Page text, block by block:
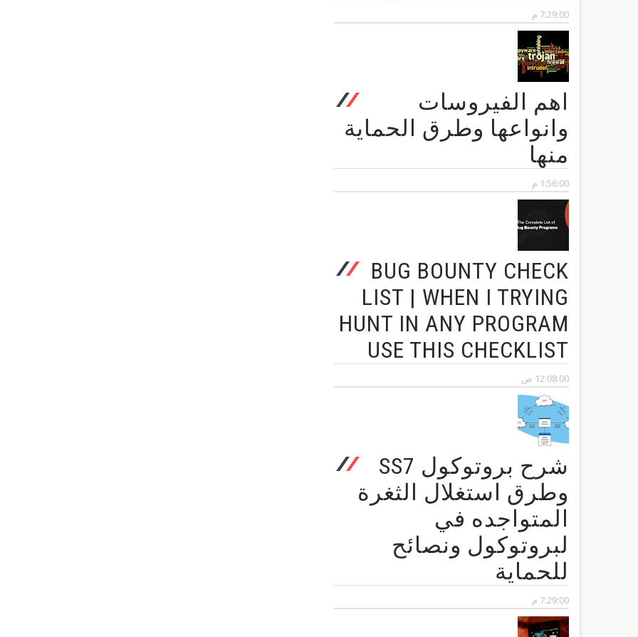
7:29:00 م
اهم الفيروسات
وانواعها وطرق الحماية
منها
1:56:00 م
BUG BOUNTY CHECK
LIST | WHEN I TRYING
HUNT IN ANY PROGRAM
USE THIS CHECKLIST
12:08:00 ص
شرح بروتوكول SS7
وطرق استغلال الثغرة
المتواجده في
لبروتوكول ونصائح
للحماية
7:29:00 م